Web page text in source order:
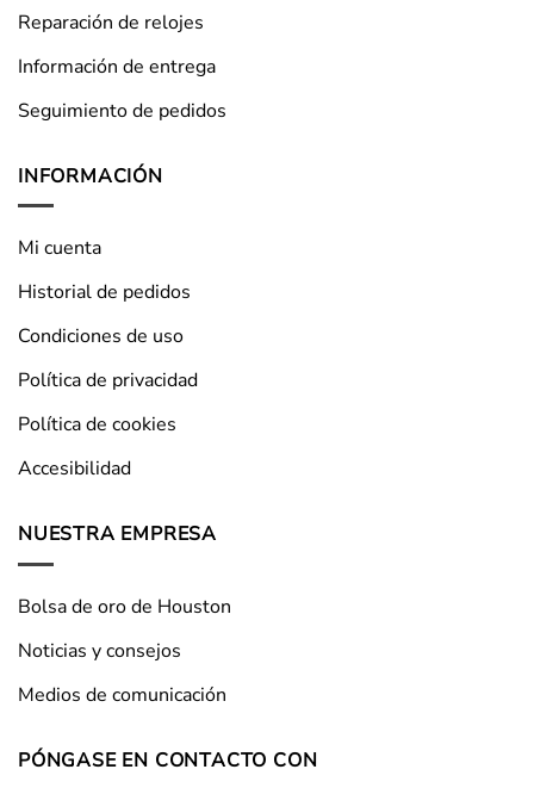
Reparación de relojes
Información de entrega
Seguimiento de pedidos
INFORMACIÓN
Mi cuenta
Historial de pedidos
Condiciones de uso
Política de privacidad
Política de cookies
Accesibilidad
NUESTRA EMPRESA
Bolsa de oro de Houston
Noticias y consejos
Medios de comunicación
PÓNGASE EN CONTACTO CON